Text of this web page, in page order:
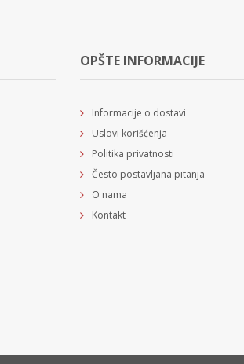
OPŠTE INFORMACIJE
Informacije o dostavi
Uslovi korišćenja
Politika privatnosti
Često postavljana pitanja
O nama
Kontakt